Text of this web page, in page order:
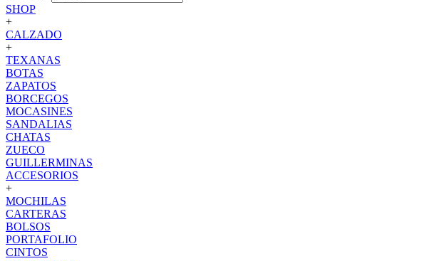
SHOP
+
CALZADO
+
TEXANAS
BOTAS
ZAPATOS
BORCEGOS
MOCASINES
SANDALIAS
CHATAS
ZUECO
GUILLERMINAS
ACCESORIOS
+
MOCHILAS
CARTERAS
BOLSOS
PORTAFOLIO
CINTOS